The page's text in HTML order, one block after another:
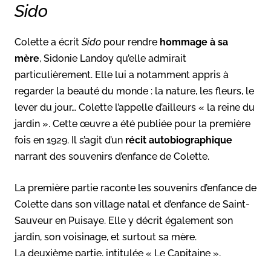
Sido
Colette a écrit Sido pour rendre hommage à sa
mère, Sidonie Landoy qu’elle admirait
particulièrement. Elle lui a notamment appris à
regarder la beauté du monde : la nature, les fleurs, le
lever du jour… Colette l’appelle d’ailleurs « la reine du
jardin ». Cette œuvre a été publiée pour la première
fois en 1929. Il s’agit d’un récit autobiographique
narrant des souvenirs d’enfance de Colette.
La première partie raconte les souvenirs d’enfance de
Colette dans son village natal et d’enfance de Saint-
Sauveur en Puisaye. Elle y décrit également son
jardin, son voisinage, et surtout sa mère.
La deuxième partie, intitulée « Le Capitaine »,